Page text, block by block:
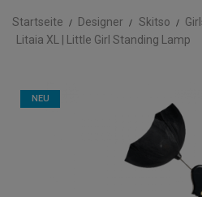
Startseite Designer Skitso
Litaia XL | Little Girl Standing Lamp
NEU